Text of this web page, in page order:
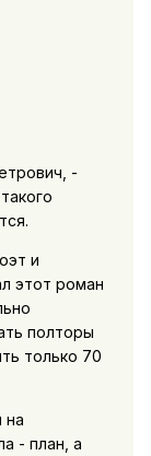
-
и
этот роман
полторы
только 70
на
- план, а